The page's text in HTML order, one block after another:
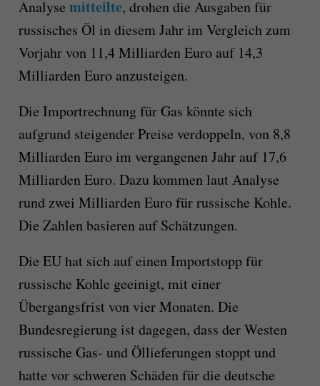
Analyse mitteilte, drohen die Ausgaben für
russisches Öl in diesem Jahr im Vergleich zum
Vorjahr von 11,4 Milliarden Euro auf 14,3
Milliarden Euro anzusteigen.
Die Importrechnung für Gas könnte sich
aufgrund steigender Preise verdoppeln, von 8,8
Milliarden Euro im vergangenen Jahr auf 17,6
Milliarden Euro. Dazu kommen laut Analyse
rund zwei Milliarden Euro für russische Kohle.
Die Zahlen basieren auf Schätzungen.
Die EU hat sich auf einen Importstopp für
russische Kohle geeinigt, mit einer
Übergangsfrist von vier Monaten. Die
Bundesregierung ist dagegen, dass der Westen
russische Gas- und Öllieferungen stoppt und
hatte vor schweren Schäden für die deutsche